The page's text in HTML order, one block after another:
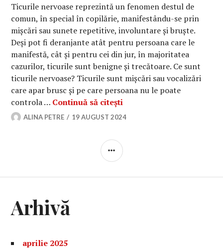
Ticurile nervoase reprezintă un fenomen destul de
comun, în special în copilărie, manifestându-se prin
mișcări sau sunete repetitive, involuntare și bruște.
Deși pot fi deranjante atât pentru persoana care le
manifestă, cât și pentru cei din jur, în majoritatea
cazurilor, ticurile sunt benigne și trecătoare. Ce sunt
ticurile nervoase? Ticurile sunt mișcări sau vocalizări
care apar brusc și pe care persoana nu le poate
controla … Continuă să citești
ALINA PETRE 19 AUGUST 2024
BARĂ
Arhivă
aprilie 2025